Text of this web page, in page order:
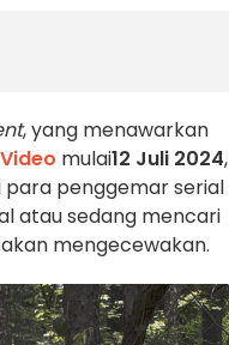
, yang menawarkan
mulai12 Juli 2024,
para penggemar serial
atau sedang mencari
mengecewakan.